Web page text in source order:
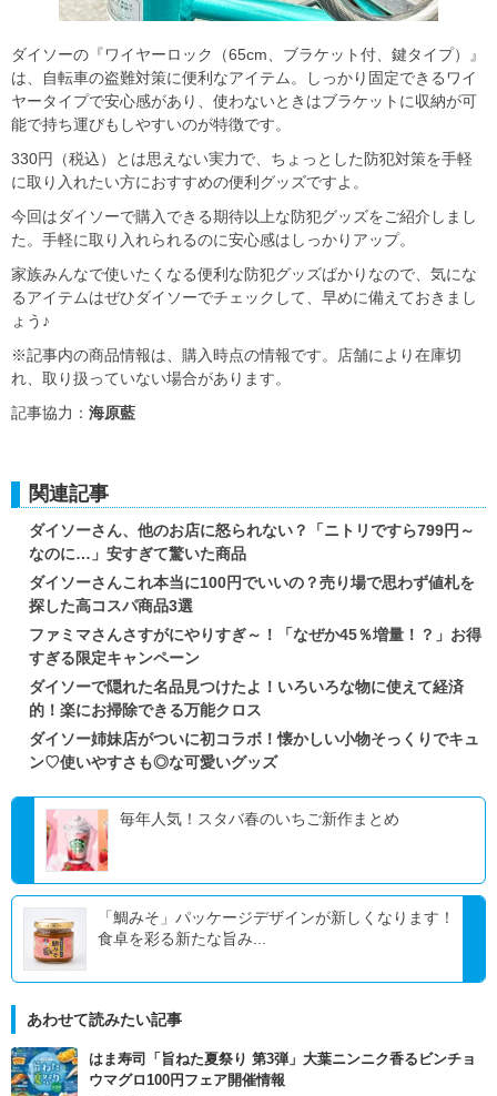
ダイソーの『ワイヤーロック（65cm、ブラケット付、鍵タイプ）』
は、自転車の盗難対策に便利なアイテム。しっかり固定できるワイ
ヤータイプで安心感があり、使わないときはブラケットに収納が可
能で持ち運びもしやすいのが特徴です。
330円（税込）とは思えない実力で、ちょっとした防犯対策を手軽
に取り入れたい方におすすめの便利グッズですよ。
今回はダイソーで購入できる期待以上な防犯グッズをご紹介しまし
た。手軽に取り入れられるのに安心感はしっかりアップ。
家族みんなで使いたくなる便利な防犯グッズばかりなので、気にな
るアイテムはぜひダイソーでチェックして、早めに備えておきまし
ょう♪
※記事内の商品情報は、購入時点の情報です。店舗により在庫切
れ、取り扱っていない場合があります。
記事協力： 海原藍
関連記事
ダイソーさん、他のお店に怒られない？「ニトリですら799円～
なのに…」安すぎて驚いた商品
ダイソーさんこれ本当に100円でいいの？売り場で思わず値札を
探した高コスパ商品3選
ファミマさんさすがにやりすぎ～！「なぜか45％増量！？」お得
すぎる限定キャンペーン
ダイソーで隠れた名品見つけたよ！いろいろな物に使えて経済
的！楽にお掃除できる万能クロス
ダイソー姉妹店がついに初コラボ！懐かしい小物そっくりでキュ
ン♡使いやすさも◎な可愛いグッズ
毎年人気！スタバ春のいちご新作まとめ
「鯛みそ」パッケージデザインが新しくなります！
食卓を彩る新たな旨み...
あわせて読みたい記事
はま寿司「旨ねた夏祭り 第3弾」大葉ニンニク香るビンチョ
ウマグロ100円フェア開催情報